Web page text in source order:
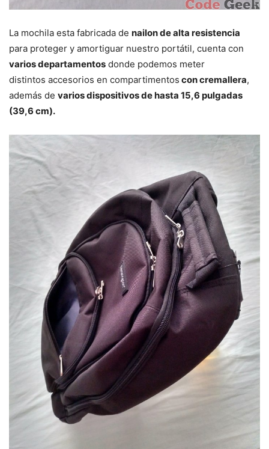
La mochila esta fabricada de nailon de alta resistencia
para proteger y amortiguar nuestro portátil, cuenta con
varios departamentos donde podemos meter
distintos accesorios en compartimentos con cremallera,
además de varios dispositivos de hasta 15,6 pulgadas
(39,6 cm).